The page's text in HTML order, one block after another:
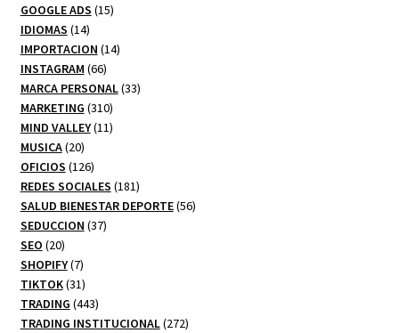
productos
GOOGLE ADS 1515
IDIOMAS 1414
productos
IMPORTACION 1414
INSTAGRAM 6666
productos
MARCA PERSONAL 3333
MARKETING 310310
productos
MIND VALLEY 1111
MUSICA 2020
productos
OFICIOS 126126
productos
REDES SOCIALES 181181
productos
SALUD BIENESTAR DEPORTE 5656
SEDUCCION 3737
SEO 2020
productos
SHOPIFY 77
productos
TIKTOK 3131
productos
TRADING 443443
productos
TRADING INSTITUCIONAL 272272